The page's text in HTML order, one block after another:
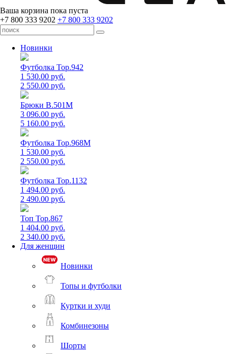
Ваша корзина пока пуста
+7 800 333 9202 +7 800 333 9202
Новинки
Футболка Top.942
1 530.00 руб.
2 550.00 руб.
Брюки B.501M
3 096.00 руб.
5 160.00 руб.
Футболка Top.968M
1 530.00 руб.
2 550.00 руб.
Футболка Top.1132
1 494.00 руб.
2 490.00 руб.
Топ Top.867
1 404.00 руб.
2 340.00 руб.
Для женщин
Новинки
Топы и футболки
Куртки и худи
Комбинезоны
Шорты